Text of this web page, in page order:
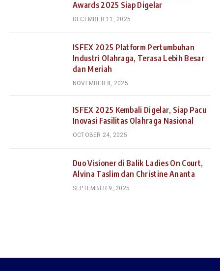
Awards 2025 Siap Digelar
DECEMBER 11, 2025
ISFEX 2025 Platform Pertumbuhan
Industri Olahraga, Terasa Lebih Besar
dan Meriah
NOVEMBER 8, 2025
ISFEX 2025 Kembali Digelar, Siap Pacu
Inovasi Fasilitas Olahraga Nasional
OCTOBER 24, 2025
Duo Visioner di Balik Ladies On Court,
Alvina Taslim dan Christine Ananta
SEPTEMBER 9, 2025